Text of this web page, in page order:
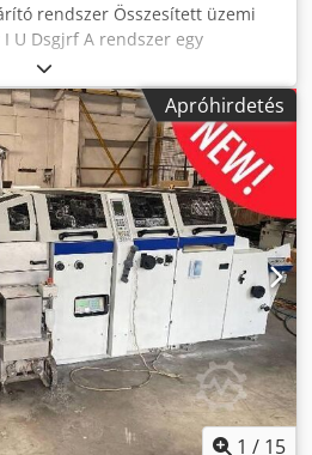
rendszer Összesített üzemi
U Dsgjrf A rendszer egy
és egy LACO 52
van összekötve. Nem
a megelőző
használt ADNOS 04204B4 UV-
ADS 53-160) van beépítve.
Apróhirdetés
1 / 15